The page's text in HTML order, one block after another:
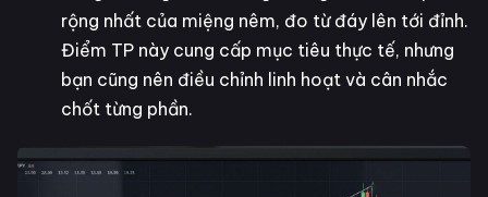
rộng nhất của miệng nêm, đo từ đáy lên tới đỉnh.
Điểm TP này cung cấp mục tiêu thực tế, nhưng
bạn cũng nên điều chỉnh linh hoạt và cân nhắc
chốt từng phần.